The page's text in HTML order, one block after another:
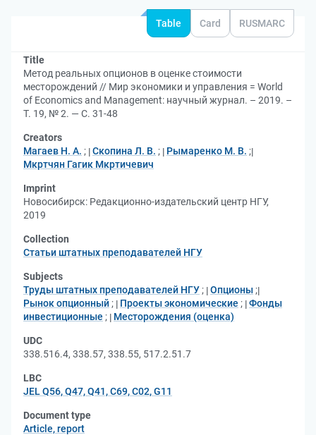
Table Card RUSMARC
Title
Метод реальных опционов в оценке стоимости
месторождений // Мир экономики и управления = World
of Economics and Management: научный журнал. – 2019. –
Т. 19, № 2. — С. 31-48
Creators
Магаев Н. А. ; Скопина Л. В. ; Рымаренко М. В. ;
Мкртчян Гагик Мкртичевич
Imprint
Новосибирск: Редакционно-издательский центр НГУ,
2019
Collection
Статьи штатных преподавателей НГУ
Subjects
Труды штатных преподавателей НГУ ; Опционы ;
Рынок опционный ; Проекты экономические ; Фонды
инвестиционные ; Месторождения (оценка)
UDC
338.516.4, 338.57, 338.55, 517.2.51.7
LBC
JEL Q56, Q47, Q41, С69, С02, G11
Document type
Article, report